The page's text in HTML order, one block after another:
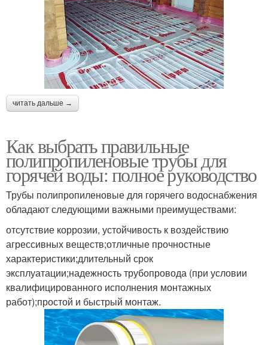
читать дальше →
Как выбрать правильные
полипропиленовые трубы для
горячей воды: полное руководство
Трубы полипропиленовые для горячего водоснабжения
обладают следующими важными преимуществами:
отсутствие коррозии, устойчивость к воздействию
агрессивных веществ;отличные прочностные
характеристики;длительный срок
эксплуатации;надежность трубопровода (при условии
квалифицированного исполнения монтажных
работ);простой и быстрый монтаж.